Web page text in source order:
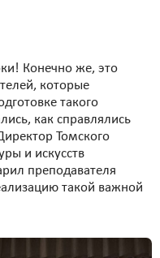
Конечно же, это
которые
такого
как справлялись
Томского
и искусств
преподавателя
такой важной